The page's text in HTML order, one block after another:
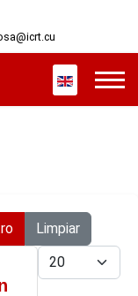
Seleccione
Limpiar
Cantidad